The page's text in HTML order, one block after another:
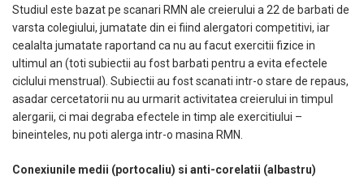
Studiul este bazat pe scanari RMN ale creierului a 22 de barbati de
varsta colegiului, jumatate din ei fiind alergatori competitivi, iar
cealalta jumatate raportand ca nu au facut exercitii fizice in
ultimul an (toti subiectii au fost barbati pentru a evita efectele
ciclului menstrual). Subiectii au fost scanati intr-o stare de repaus,
asadar cercetatorii nu au urmarit activitatea creierului in timpul
alergarii, ci mai degraba efectele in timp ale exercitiului –
bineinteles, nu poti alerga intr-o masina RMN.
Conexiunile medii (portocaliu) si anti-corelatii (albastru)